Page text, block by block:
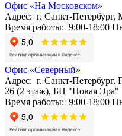
Офис «На Московском»
Адрес: г. Санкт-Петербург,
Время работы: 9:00-18:00
Офис «Северный»
Адрес: г. Санкт-Петербург,
26 (2 этаж), БЦ "Новая Эра"
Время работы: 9:00-18:00